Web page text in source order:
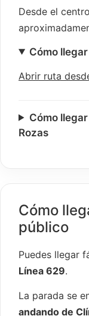
Desde el
Cómo
Abrir ruta
Cómo
Rozas
Cómo
público
Puedes llegar
Línea 629.
La parada se
andando de